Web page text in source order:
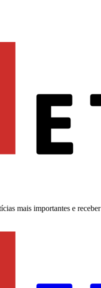
mais importantes e receber